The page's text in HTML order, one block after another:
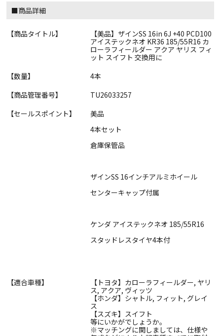
■商品詳細
【商品タイトル】
【美品】ザインSS 16in 6J +40 PCD100
アイステックネオ KR36 185/55R16 カ
ローラフィールダー アクア ヤリス フィ
ット スイフト 交換用に
【数量】
4本
【商品管理番号】
TU26033257
【セールスポイント】
美品
4本セット
倉庫保管品
ザインSS 16インチアルミホイール
センターキャップ付属
ケンダ アイステックネオ 185/55R16
スタッドレスタイヤ4本付
【適合車種】
【トヨタ】カローラフィールダー, ヤリ
ス, アクア, ヴィッツ
【ホンダ】シャトル, フィット, グレイ
ス
【スズキ】スイフト
等にいかがでしょうか。
※マッチングに関しましては、仕様や